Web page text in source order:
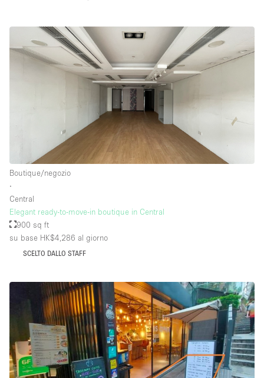
Tetto / Terrazza
Vetrina
Vista incredibile
Whitebox / Minimal
Piano/Accesso
Piano terra su strada
Centro commerciale
Di sopra
Altro
Boutique/negozio
∙
Central
Elegant ready-to-move-in boutique in Central
900 sq ft
su base HK$4,286 al giorno
SCELTO DALLO STAFF